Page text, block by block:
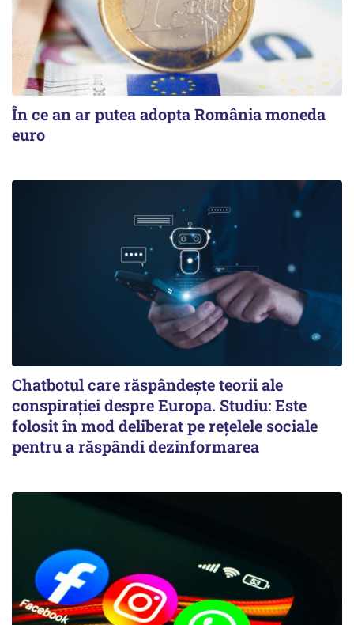
În ce an ar putea adopta România moneda
euro
Chatbotul care răspândește teorii ale
conspirației despre Europa. Studiu: Este
folosit în mod deliberat pe rețelele sociale
pentru a răspândi dezinformarea